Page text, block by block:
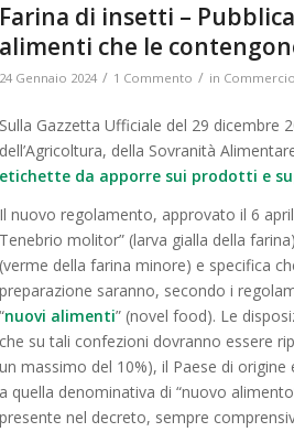
Farina di insetti –
alimenti che le
24 Gennaio 2024 / 1 Commento / in Commercio
Sulla Gazzetta Ufficiale del 29
dell’Agricoltura, della Sovranità
etichette da apporre sui prodotti e
Il nuovo regolamento, approvato il 6
Tenebrio molitor” (larva gialla della
(verme della farina minore) e specifica
preparazione saranno, secondo i
“nuovi alimenti” (novel food). Le
che su tali confezioni dovranno essere
un massimo del 10%), il Paese di
a quella denominativa di “nuovo
presente nel decreto, sempre